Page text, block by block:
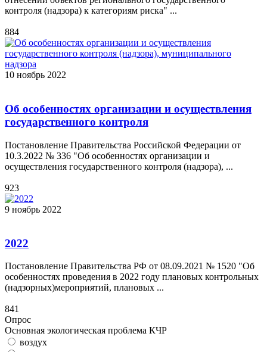
контроля (надзора) к категориям риска" ...
884
10 ноябрь 2022
Об особенностях организации и осуществления
государственного контроля
Постановление Правительства Российской Федерации от
10.3.2022 № 336 "Об особенностях организации и
осуществления государственного контроля (надзора), ...
923
9 ноябрь 2022
2022
Постановление Правительства РФ от 08.09.2021 № 1520 "Об
особенностях проведения в 2022 году плановых контрольных
(надзорных)мероприятий, плановых ...
841
Опрос
Основная экологическая проблема КЧР
воздух